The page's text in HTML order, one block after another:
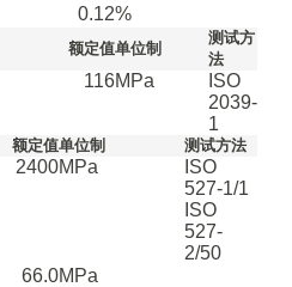
0.12%
额定值单位制
测试方
法
116MPa
ISO
2039-
1
额定值单位制 测试方法
2400MPa
ISO
527-1/1
ISO
527-
2/50
66.0MPa